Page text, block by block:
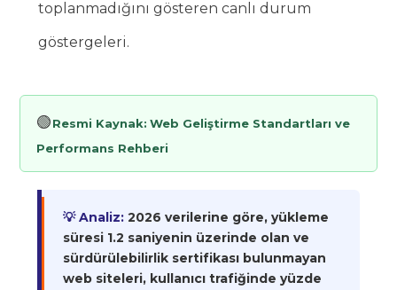
toplanmadığını gösteren canlı durum
göstergeleri.
🟢Resmi Kaynak: Web Geliştirme Standartları ve
Performans Rehberi
💡 Analiz: 2026 verilerine göre, yükleme
süresi 1.2 saniyenin üzerinde olan ve
sürdürülebilirlik sertifikası bulunmayan
web siteleri, kullanıcı trafiğinde yüzde